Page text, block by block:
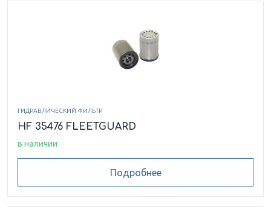
ГИДРАВЛИЧЕСКИЙ ФИЛЬТР
HF 35476 FLEETGUARD
в наличии
Подробнее